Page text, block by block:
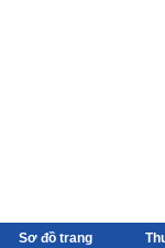
Sơ đồ trang